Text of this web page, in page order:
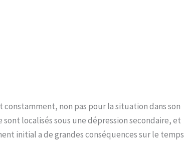
non pas pour la situation dans son
localisés sous une dépression secondaire, et
initial a de grandes conséquences sur le temps